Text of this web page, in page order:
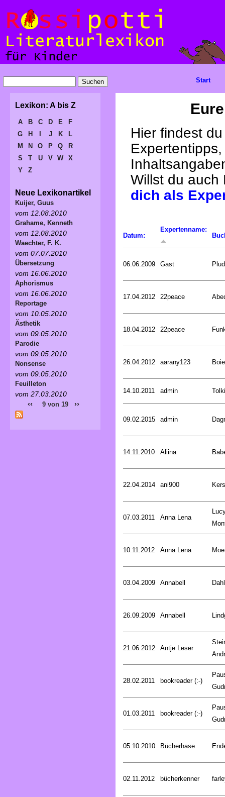
Hier findest
Willst du
dich als
Datum:
Expertenname:
06.06.2009 Gast
17.04.2012 22peace
18.04.2012 22peace
26.04.2012 aarany123
14.10.2011 admin
09.02.2015 admin
14.11.2010 Aliina
22.04.2014 ani900
07.03.2011 Anna Lena
10.11.2012 Anna Lena
03.04.2009 Annabell
26.09.2009 Annabell
21.06.2012 Antje Leser
28.02.2011 bookreader (:-)
01.03.2011 bookreader (:-)
05.10.2010 Bücherhase
02.11.2012 bücherkenner
Start
Lexikon: A bis Z
A B C D E
F
G
H J K
L
M
N O P Q
R
S
T U V W
X
Y
Z
Neue Lexikonartikel
Kuijer, Guus
vom 12.08.2010
Grahame, Kenneth
vom 12.08.2010
Waechter, F. K.
vom 07.07.2010
Übersetzung
vom 16.06.2010
Aphorismus
vom 16.06.2010
Reportage
vom 10.05.2010
Ästhetik
vom 09.05.2010
Parodie
vom 09.05.2010
Nonsense
vom 09.05.2010
Feuilleton
vom 27.03.2010
‹‹ 9 von 19 ››